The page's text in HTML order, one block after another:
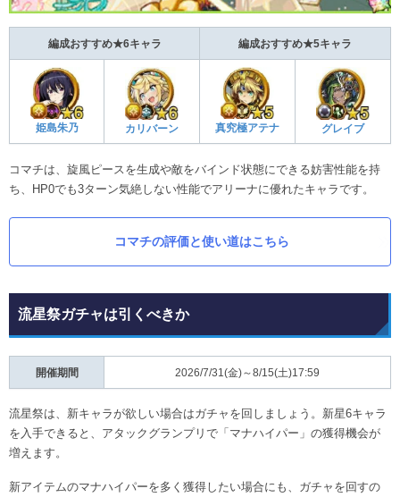
編成おすすめ★6キャラ 編成おすすめ★5キャラ
姫島朱乃 カリバーン 真究極アテナ グレイブ
コマチは、旋風ピースを生成や敵をバインド状態にできる妨害性能を持
ち、HP0でも3ターン気絶しない性能でアリーナに優れたキャラです。
コマチの評価と使い道はこちら
流星祭ガチャは引くべきか
開催期間 2026/7/31(金)～8/15(土)17:59
流星祭は、新キャラが欲しい場合はガチャを回しましょう。新星6キャラ
を入手できると、アタックグランプリで「マナハイパー」の獲得機会が
増えます。
新アイテムのマナハイパーを多く獲得したい場合にも、ガチャを回すの